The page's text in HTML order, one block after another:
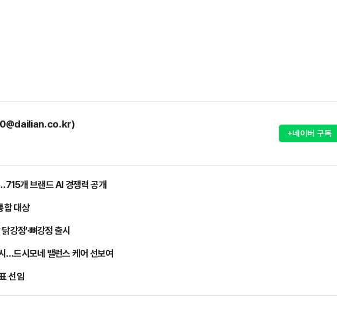
+네이버 구독
개 브랜드 AI 경쟁력 공개
합 대상
강정’·뼈강정 출시
…드시모네 밸런스 케어 선보여
선임